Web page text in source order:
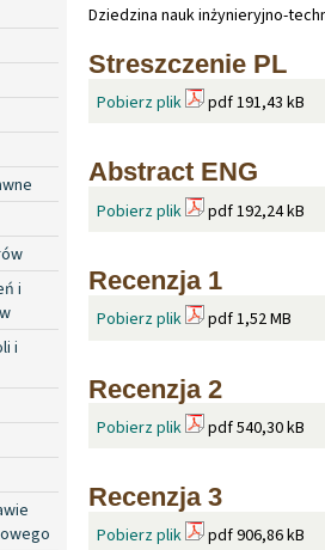
i
i
Dziedzina nauk inżynieryjno-
Streszczenie PL
Pobierz plik pdf 191,43 kB
Abstract ENG
Pobierz plik pdf 192,24 kB
Recenzja 1
Pobierz plik pdf 1,52 MB
Recenzja 2
Pobierz plik pdf 540,30 kB
Recenzja 3
Pobierz plik pdf 906,86 kB